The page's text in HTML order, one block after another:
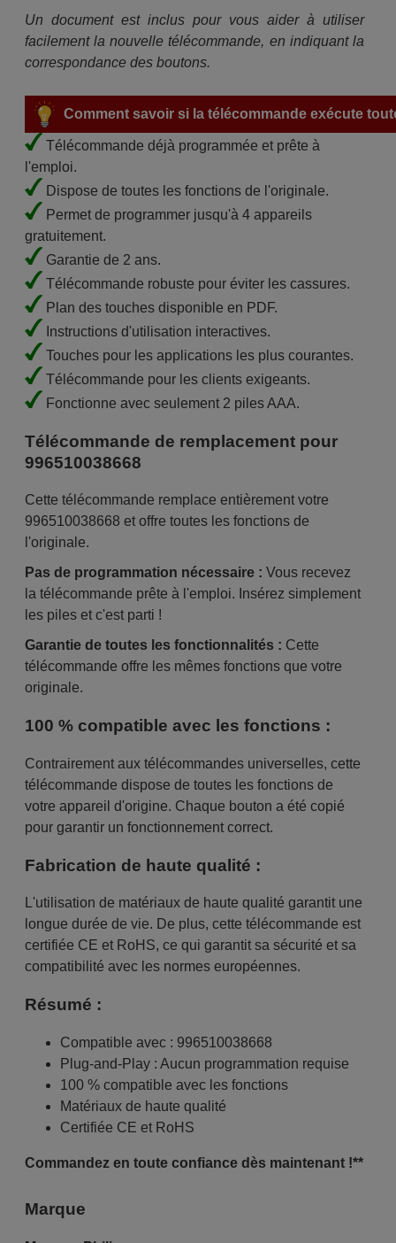
Un document est inclus pour vous aider à utiliser
facilement la nouvelle télécommande, en indiquant la
correspondance des boutons.
Comment savoir si la télécommande exécute
Télécommande déjà programmée et prête à
l'emploi.
Dispose de toutes les fonctions de l'originale.
Permet de programmer jusqu'à 4 appareils
gratuitement.
Garantie de 2 ans.
Télécommande robuste pour éviter les cassures.
Plan des touches disponible en PDF.
Instructions d'utilisation interactives.
Touches pour les applications les plus courantes.
Télécommande pour les clients exigeants.
Fonctionne avec seulement 2 piles AAA.
Télécommande de remplacement pour
996510038668
Cette télécommande remplace entièrement votre
996510038668 et offre toutes les fonctions de
l'originale.
Pas de programmation nécessaire : Vous recevez
la télécommande prête à l'emploi. Insérez simplement
les piles et c'est parti !
Garantie de toutes les fonctionnalités : Cette
télécommande offre les mêmes fonctions que votre
originale.
100 % compatible avec les fonctions :
Contrairement aux télécommandes universelles, cette
télécommande dispose de toutes les fonctions de
votre appareil d'origine. Chaque bouton a été copié
pour garantir un fonctionnement correct.
Fabrication de haute qualité :
L'utilisation de matériaux de haute qualité garantit une
longue durée de vie. De plus, cette télécommande est
certifiée CE et RoHS, ce qui garantit sa sécurité et sa
compatibilité avec les normes européennes.
Résumé :
Compatible avec : 996510038668
Plug-and-Play : Aucun programmation requise
100 % compatible avec les fonctions
Matériaux de haute qualité
Certifiée CE et RoHS
Commandez en toute confiance dès maintenant !**
Marque